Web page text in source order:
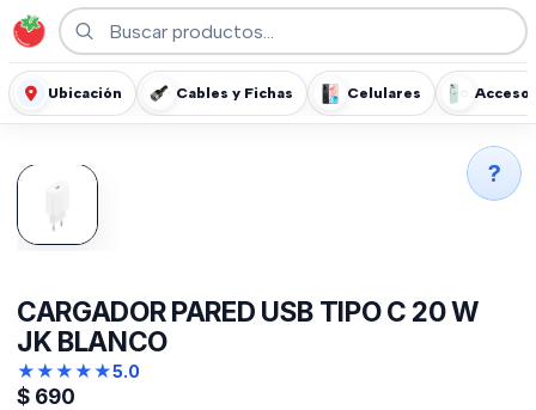
Ubicación Cables y Fichas Celulares
CARGADOR PARED USB TIPO C 20 W
JK BLANCO
★★★★★5.0
$ 690
?